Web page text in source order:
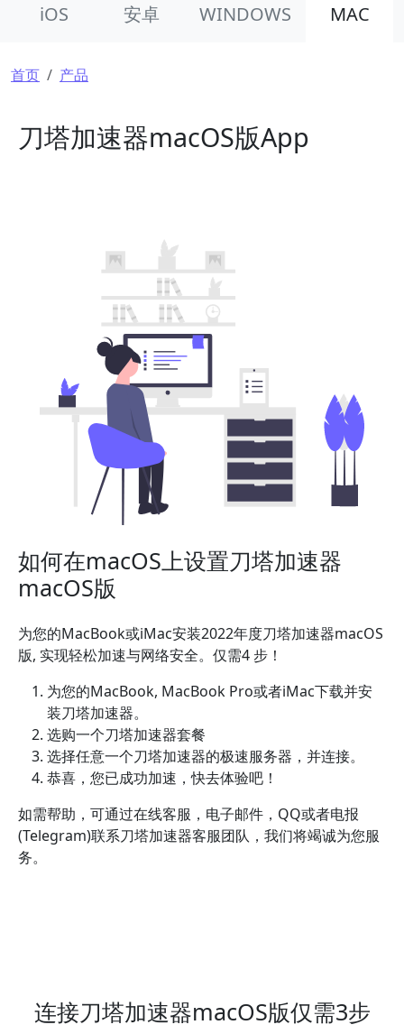
iOS 安卓 WINDOWS MAC
面包屑
首页 产品
刀塔加速器macOS版App
如何在macOS上设置刀塔加速器
macOS版
为您的MacBook或iMac安装2022年度刀塔加速器macOS
版, 实现轻松加速与网络安全。仅需4 步！
为您的MacBook, MacBook Pro或者iMac下载并安
装刀塔加速器。
选购一个刀塔加速器套餐
选择任意一个刀塔加速器的极速服务器，并连接。
恭喜，您已成功加速，快去体验吧！
如需帮助，可通过在线客服，电子邮件，QQ或者电报
(Telegram)联系刀塔加速器客服团队，我们将竭诚为您服
务。
连接刀塔加速器macOS版仅需3步